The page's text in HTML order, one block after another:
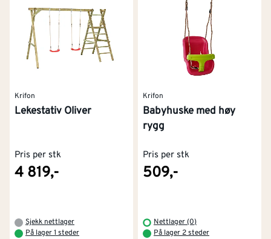
Krifon
Lekestativ Oliver
Pris per stk
4 819,-
Sjekk nettlager
På lager 1 steder
Krifon
Babyhuske med høy
rygg
Pris per stk
509,-
Nettlager (0)
På lager 2 steder